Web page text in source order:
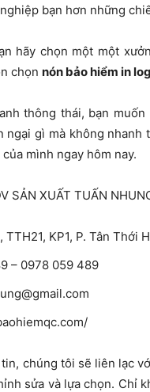
bạn hơn những
hãy chọn một một
chọn nón bảo hiểm in
thông thái, bạn
ngại gì mà không
mình ngay hôm nay.
SẢN XUẤT TUẤN
KP1, P. Tân Thới
– 0978 059 489
chúng tôi sẽ liên lạc
sửa và lựa chọn. Chỉ